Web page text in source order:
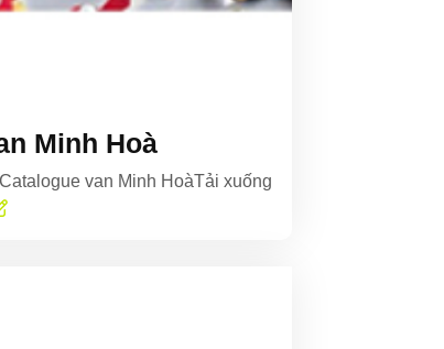
Minh Hoà
van Minh HoàTải xuống